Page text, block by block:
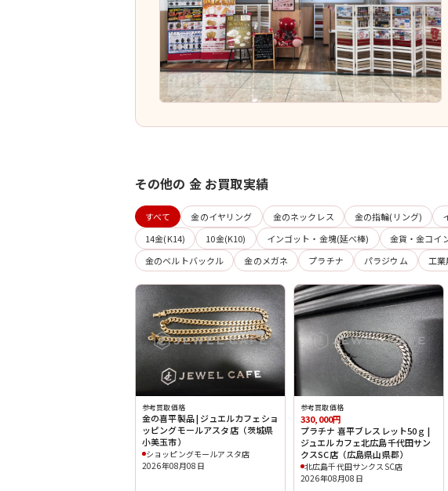
その他の 金 お買取実績
すべて 金のイヤリング 金のネックレス 金の指輪(リング)
14金(K14)
10金(K10) インゴット・金塊(延べ棒) 金貨・金コイ
金のベルトバックル
金のメガネ プラチナ パラジウム 工
参考買取価格
金の喜平製品 | ジュエルカフェショ
ッピングモールアスタ店（茨城県
小美玉市）
ショッピングモールアスタ店
2026年08月08日
参考買取価格
330,000円
プラチナ 喜平ブレスレット50ｇ |
ジュエルカフェ北広島千代田サン
クスSC店（広島県山県郡）
北広島千代田サンクスSC店
2026年08月08日